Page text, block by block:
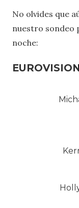
No olvides que
nuestro sondeo
noche: